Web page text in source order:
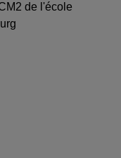
de l'école